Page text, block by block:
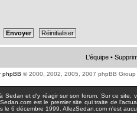
L’équipe •
phpBB © 2000, 2002, 2005, 2007 phpBB Group
et d'y réagir sur son forum. Sur ce site,
est le premier site qui traite de
le 6 décembre 1999. AllezSedan.com n'est